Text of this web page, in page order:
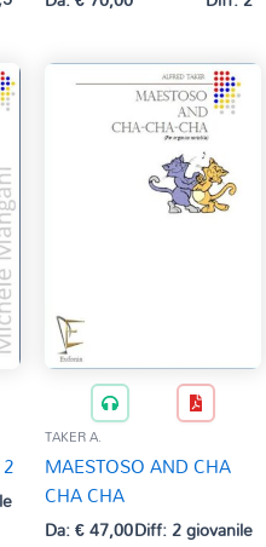
TAKER A.
MAESTOSO AND CHA
CHA CHA
Da:€47,00Diff: 2 giovanile